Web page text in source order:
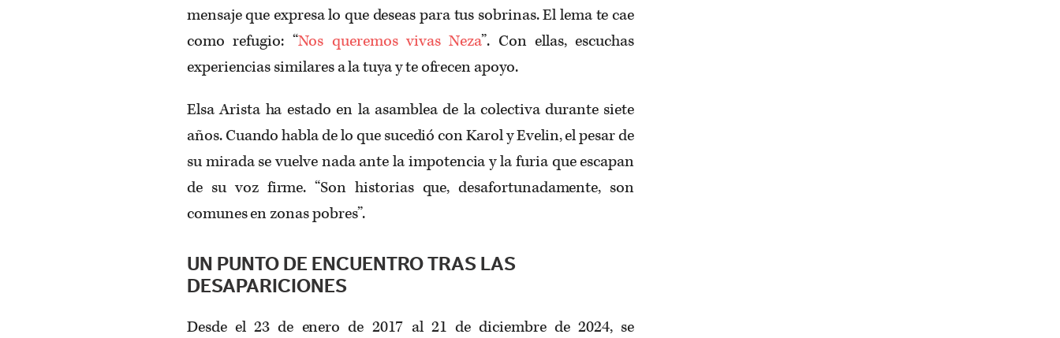
mensaje que expresa lo que deseas para tus sobrinas. El lema te cae
como refugio: “Nos queremos vivas Neza”. Con ellas, escuchas
experiencias similares a la tuya y te ofrecen apoyo.
Elsa Arista ha estado en la asamblea de la colectiva durante siete
años. Cuando habla de lo que sucedió con Karol y Evelin, el pesar de
su mirada se vuelve nada ante la impotencia y la furia que escapan
de su voz firme. “Son historias que, desafortunadamente, son
comunes en zonas pobres”.
UN PUNTO DE ENCUENTRO TRAS LAS
DESAPARICIONES
Desde el 23 de enero de 2017 al 21 de diciembre de 2024, se